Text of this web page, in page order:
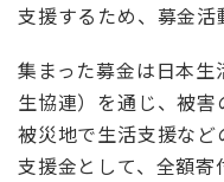
支援するため、募金活
集まった募金は日本
生協連）を通じ、被害
被災地で生活支援な
支援金として、全額寄